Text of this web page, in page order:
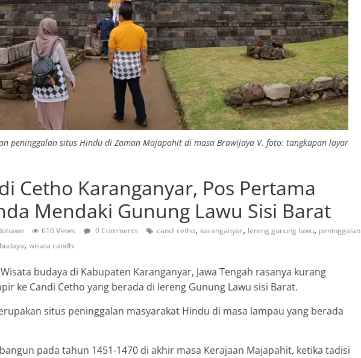
peninggalan situs Hindu di Zaman Majapahit di masa Brawijaya V. foto: tangkapan layar
Cetho Karanganyar, Pos Pertama
Mendaki Gunung Lawu Sisi Barat
616 Views 0 Comments candi cetho, karanganyar, lereng gunung lawu, peninggalan
, wisata candhi
Wisata budaya di Kabupaten Karanganyar, Jawa Tengah rasanya kurang
ke Candi Cetho yang berada di lereng Gunung Lawu sisi Barat.
situs peninggalan masyarakat Hindu di masa lampau yang berada
pada tahun 1451-1470 di akhir masa Kerajaan Majapahit, ketika tadisi